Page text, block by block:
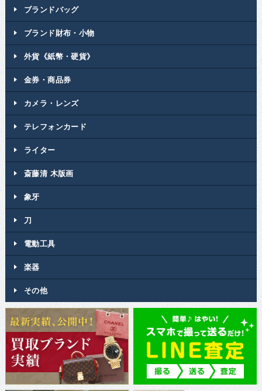
ブランドバッグ
ブランド財布・小物
外貨《紙幣・硬貨》
金券・商品券
カメラ・レンズ
テレフォンカード
ライター
斎藤清 木版画
象牙
刀
電動工具
楽器
その他